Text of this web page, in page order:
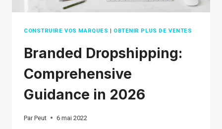
CONSTRUIRE VOS MARQUES | OBTENIR PLUS DE VENTES
Branded Dropshipping:
Comprehensive
Guidance in 2026
Par Peut 6 mai 2022